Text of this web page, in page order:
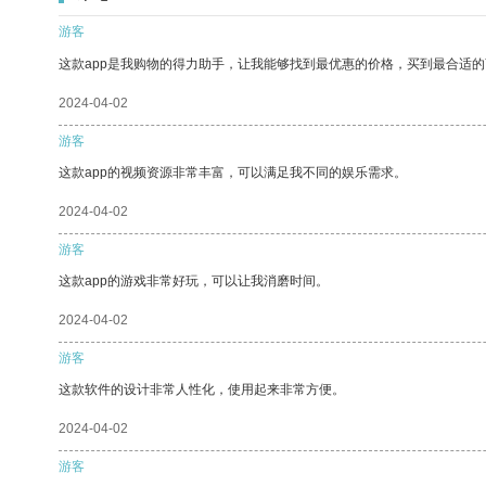
游客
这款app是我购物的得力助手，让我能够找到最优惠的价格，买到最合适
2024-04-02
游客
这款app的视频资源非常丰富，可以满足我不同的娱乐需求。
2024-04-02
游客
这款app的游戏非常好玩，可以让我消磨时间。
2024-04-02
游客
这款软件的设计非常人性化，使用起来非常方便。
2024-04-02
游客